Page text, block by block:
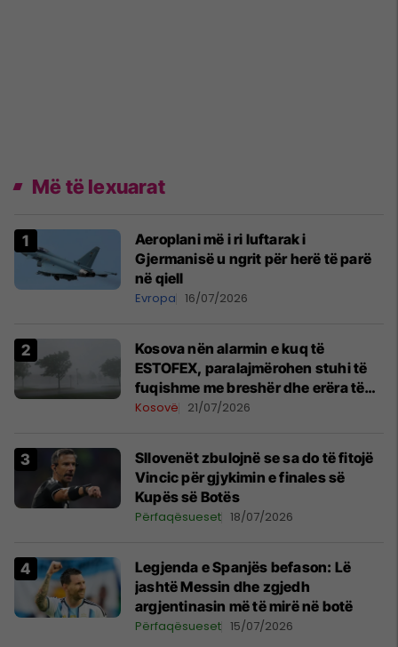
Më të lexuarat
Aeroplani më i ri luftarak i
Gjermanisë u ngrit për herë të parë
në qiell
Evropa 16/07/2026
Kosova nën alarmin e kuq të
ESTOFEX, paralajmërohen stuhi të
fuqishme me breshër dhe erëra të
forta
Kosovë 21/07/2026
Sllovenët zbulojnë se sa do të fitojë
Vincic për gjykimin e finales së
Kupës së Botës
Përfaqësueset 18/07/2026
Legjenda e Spanjës befason: Lë
jashtë Messin dhe zgjedh
argjentinasin më të mirë në botë
Përfaqësueset 15/07/2026